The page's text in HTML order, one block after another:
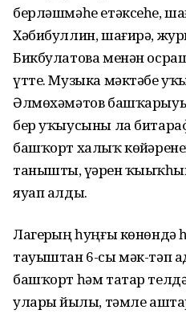
берләшмәһе етәксеһе,
Хәбибуллин, шағирә,
Бикбулатова менән
үтте. Музыка мәктәбе
Әлмөхәмәтов
бер уҡыусыны ла
башҡорт халыҡ
танышты, үҙҙәрен
яуап алды.
Лагерҙың һуңғы
тауыштан 6-сы мәк-тәп
башҡорт һәм татар
уларҙы йылы, тәмле